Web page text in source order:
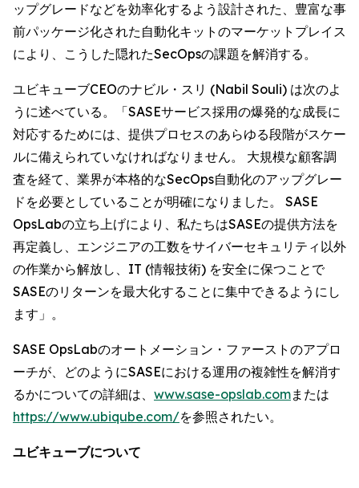
ップグレードなどを効率化するよう設計された、豊富な事
前パッケージ化された自動化キットのマーケットプレイス
により、こうした隠れたSecOpsの課題を解消する。
ユビキューブCEOのナビル・スリ (Nabil Souli) は次のよ
うに述べている。「SASEサービス採用の爆発的な成長に
対応するためには、提供プロセスのあらゆる段階がスケー
ルに備えられていなければなりません。 大規模な顧客調
査を経て、業界が本格的なSecOps自動化のアップグレー
ドを必要としていることが明確になりました。 SASE
OpsLabの立ち上げにより、私たちはSASEの提供方法を
再定義し、エンジニアの工数をサイバーセキュリティ以外
の作業から解放し、IT (情報技術) を安全に保つことで
SASEのリターンを最大化することに集中できるようにし
ます」。
SASE OpsLabのオートメーション・ファーストのアプロ
ーチが、どのようにSASEにおける運用の複雑性を解消す
るかについての詳細は、 www.sase-opslab.comまたは
https://www.ubiqube.com/を参照されたい。
ユビキューブについて